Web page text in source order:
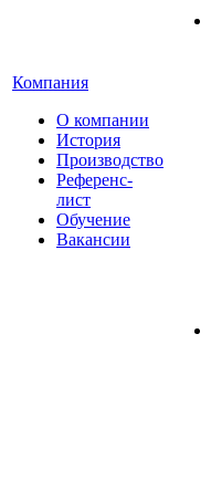
Компания
О компании
История
Производство
Референс-
лист
Обучение
Вакансии